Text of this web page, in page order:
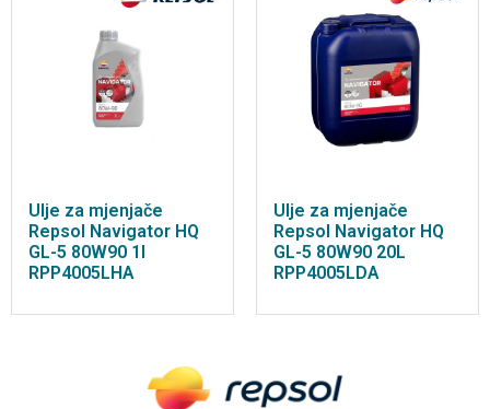
Ulje za mjenjače
Repsol Navigator HQ
GL-5 80W90 1l
RPP4005LHA
Ulje za mjenjače
Repsol Navigator HQ
GL-5 80W90 20L
RPP4005LDA